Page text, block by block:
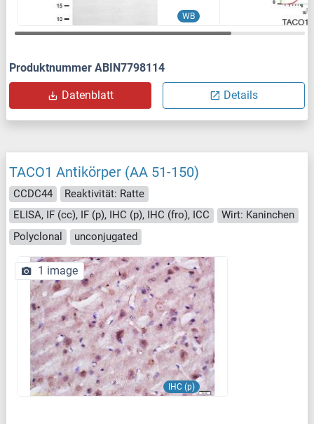
WB
Produktnummer ABIN7798114
Datenblatt Details
TACO1 Antikörper (AA 51-150)
CCDC44
Reaktivität: Ratte
ELISA, IF (cc), IF (p), IHC (p), IHC (fro), ICC
Wirt: Kaninchen
Polyclonal
unconjugated
IHC (p)
1 image